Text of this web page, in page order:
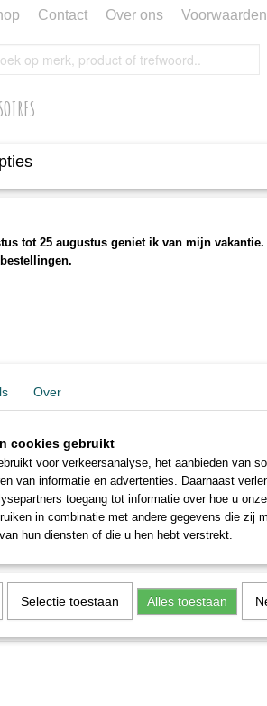
Contact Over ons Voorwaarden
Het enige wat u hoeft te doen is onder het
tot 25 augustus geniet ik van mijn
Over
cookies gebruikt
voor verkeersanalyse, het aanbieden van
van informatie en advertenties. Daarnaast
toegang tot informatie over hoe u
in combinatie met andere gegevens die zij
hun diensten of die u hen hebt verstrekt.
Selectie toestaan Alles toestaan